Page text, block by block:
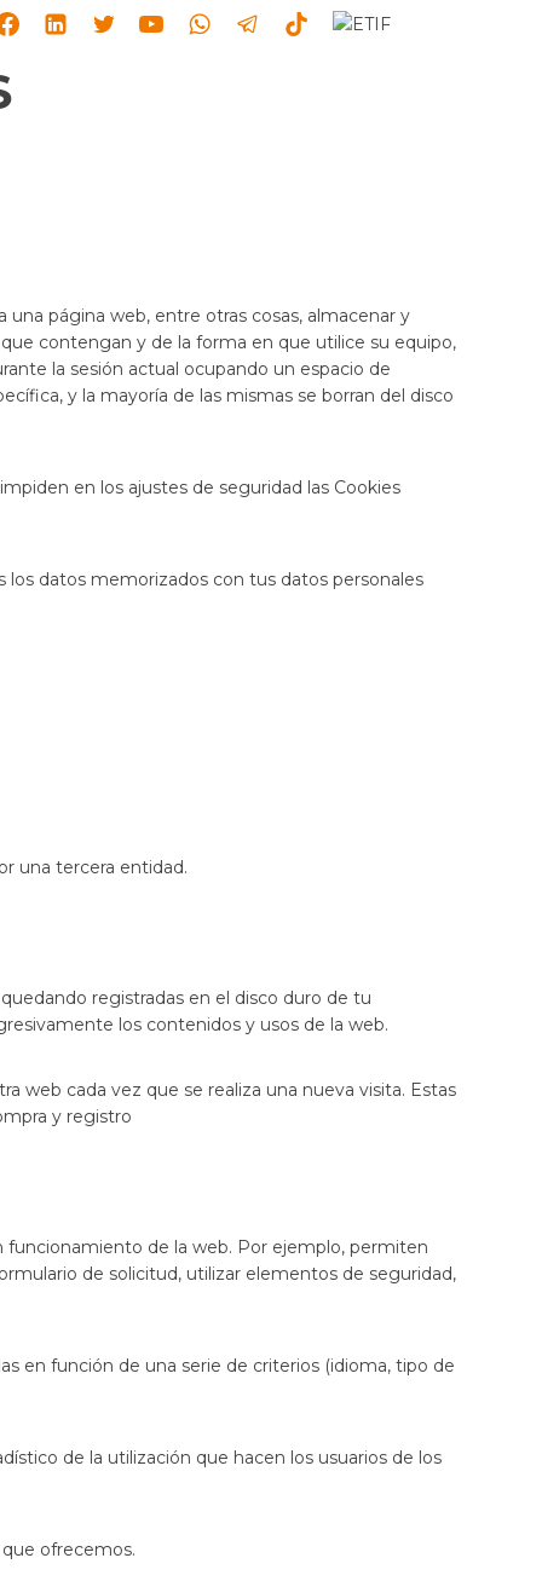
página web, entre otras cosas, almacenar y
contengan y de la forma en que utilice su equipo,
la sesión actual ocupando un espacio de
y la mayoría de las mismas se borran del disco
en los ajustes de seguridad las Cookies
datos memorizados con tus datos personales
una tercera entidad.
registradas en el disco duro de tu
los contenidos y usos de la web.
web cada vez que se realiza una nueva visita. Estas
y registro
funcionamiento de la web. Por ejemplo, permiten
de solicitud, utilizar elementos de seguridad,
en función de una serie de criterios (idioma, tipo de
de la utilización que hacen los usuarios de los
ofrecemos.